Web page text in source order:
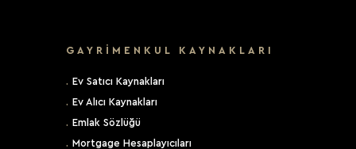
GAYRİMENKUL KAYNAKLARI
. Ev Satıcı Kaynakları
. Ev Alıcı Kaynakları
. Emlak Sözlüğü
. Mortgage Hesaplayıcıları